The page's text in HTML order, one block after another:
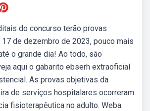
do concurso terão provas
de dezembro de 2023, pouco mais
o grande dia! Ao todo, são
aqui o gabarito ebserh extraoficial
As provas objetivas da
de serviços hospitalares ocorreram
fisioterapêutica no adulto. Weba